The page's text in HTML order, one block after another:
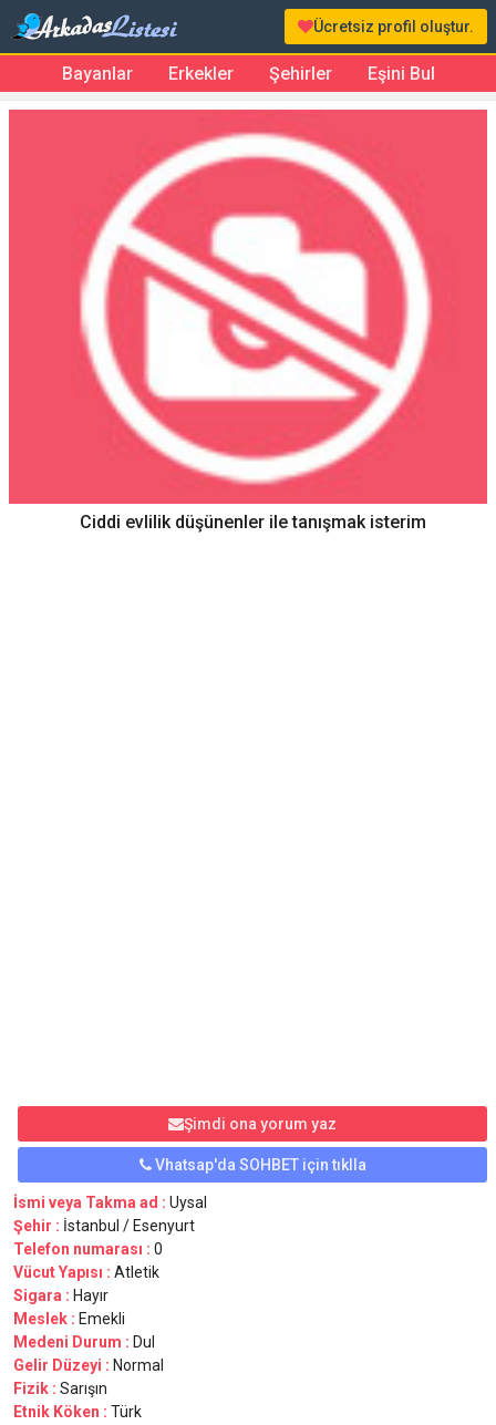
Ücretsiz profil oluştur.
Bayanlar Erkekler Şehirler Eşini Bul
Ciddi evlilik düşünenler ile tanışmak isterim
Şimdi ona yorum yaz
Vhatsap'da SOHBET için tıklla
İsmi veya Takma ad : Uysal
Şehir : İstanbul / Esenyurt
Telefon numarası : 0
Vücut Yapısı : Atletik
Sigara : Hayır
Meslek : Emekli
Medeni Durum : Dul
Gelir Düzeyi : Normal
Fizik : Sarışın
Etnik Köken : Türk